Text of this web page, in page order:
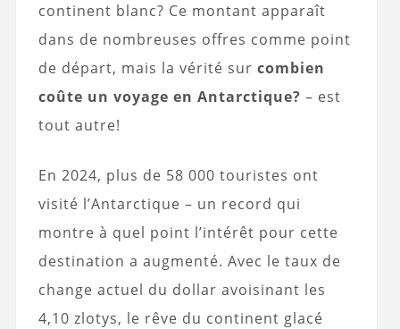
continent blanc? Ce montant apparaît
dans de nombreuses offres comme point
de départ, mais la vérité sur combien
coûte un voyage en Antarctique? – est
tout autre!
En 2024, plus de 58 000 touristes ont
visité l’Antarctique – un record qui
montre à quel point l’intérêt pour cette
destination a augmenté. Avec le taux de
change actuel du dollar avoisinant les
4,10 zlotys, le rêve du continent glacé